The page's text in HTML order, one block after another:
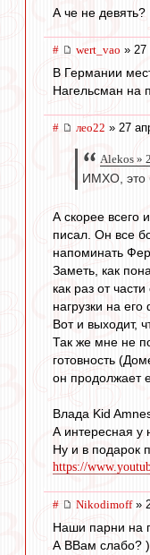
А че не девять?
# wert_vao » 27
В Германии
Нагельсман на
# лео22 » 27
Alekos »
ИМХО, это
А скорее всего
писал. Он все
напоминать
Заметь, как
как раз от
нагрузки на
Вот и выходит,
Так же мне не
готовность
он продолжает
Влада Kid
А интересная у
Ну и в подарок
https://
# Nikodimoff»
Наши парни на
А ВВам слабо?